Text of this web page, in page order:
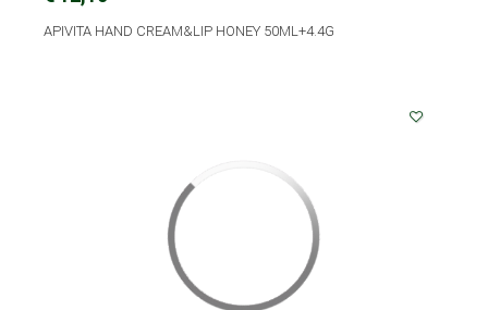
APIVITA HAND CREAM&LIP HONEY 50ML+4.4G